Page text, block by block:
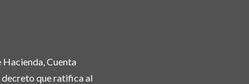
Hacienda, Cuenta
decreto que ratifica al